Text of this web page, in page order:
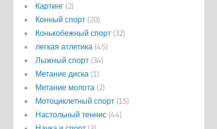
Картинг(2)
Конный спорт(20)
Конькобежный спорт(32)
легкая атлетика (45)
Лыжный спорт(34)
Метание диска (1)
Метание молота (2)
Мотоциклетный спорт(15)
Настольный теннис(44)